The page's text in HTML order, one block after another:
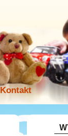
Kontakt